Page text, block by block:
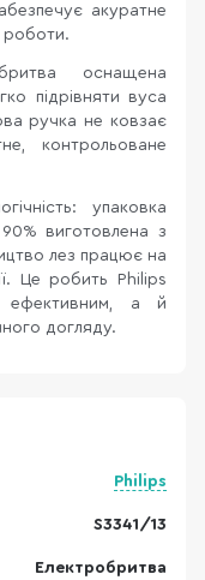
акуратне
роботи.
оснащена
підрівняти вуса
ручка не ковзає
контрольоване
упаковка
виготовлена з
лез працює на
Це робить Philips
а й
догляду.
Philips
S3341/13
Електробритва